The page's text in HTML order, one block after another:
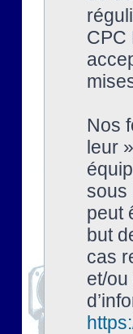
CPC
Nos
leur
sous
peut
but
cas
et/